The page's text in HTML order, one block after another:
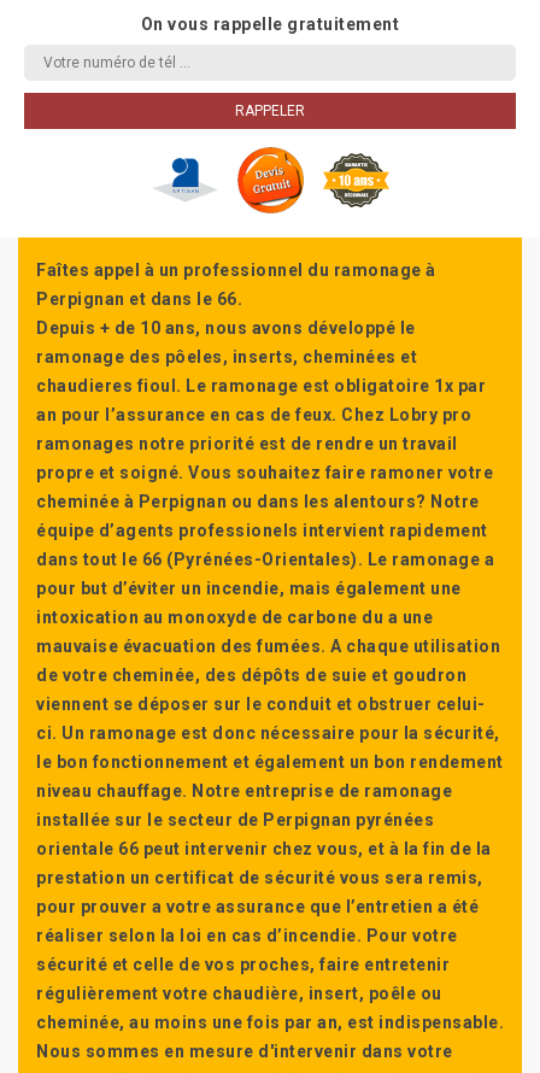
On vous rappelle gratuitement
Faîtes appel à un professionnel du ramonage à
Perpignan et dans le 66.
Depuis + de 10 ans, nous avons développé le
ramonage des pôeles, inserts, cheminées et
chaudieres fioul. Le ramonage est obligatoire 1x par
an pour l’assurance en cas de feux. Chez Lobry pro
ramonages notre priorité est de rendre un travail
propre et soigné. Vous souhaitez faire ramoner votre
cheminée à Perpignan ou dans les alentours? Notre
équipe d’agents professionels intervient rapidement
dans tout le 66 (Pyrénées-Orientales). Le ramonage a
pour but d’éviter un incendie, mais également une
intoxication au monoxyde de carbone du a une
mauvaise évacuation des fumées. A chaque utilisation
de votre cheminée, des dépôts de suie et goudron
viennent se déposer sur le conduit et obstruer celui-
ci. Un ramonage est donc nécessaire pour la sécurité,
le bon fonctionnement et également un bon rendement
niveau chauffage. Notre entreprise de ramonage
installée sur le secteur de Perpignan pyrénées
orientale 66 peut intervenir chez vous, et à la fin de la
prestation un certificat de sécurité vous sera remis,
pour prouver a votre assurance que l’entretien a été
réaliser selon la loi en cas d’incendie. Pour votre
sécurité et celle de vos proches, faire entretenir
régulièrement votre chaudière, insert, poêle ou
cheminée, au moins une fois par an, est indispensable.
Nous sommes en mesure d'intervenir dans votre